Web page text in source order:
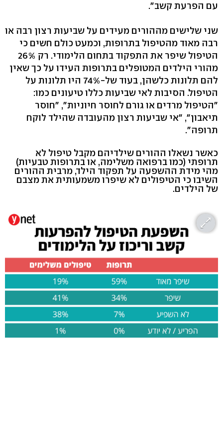
עם הפרעת קשב".
שני שלישים מההורים מעידים על שביעות רצון רבה או
רבה מאוד מהטיפול בתרופות, וכמעט כולם חשים כי
הטיפול שיפר את התפקוד בתחום הלימודי. רק 26%
מהורי הילדים המטופלים בתרופות העידו על כך שאין
להם תלונות כלשהן, בעוד של-74% היו תלונות על
הטיפול. הסיבות לאי שביעות כללו טיעונים כמו:
"הטיפול מרדים או גורם לחוסר חיוניות", "חוסר
תיאבון", "אי שביעות רצון מהעובדה שהילד לוקח
תרופה".
כאשר נשאלו ההורים שילדיהם מקבל טיפול לא
תרופתי (כמו ברפואה משלימה, או בתרופות טבעיות)
מהי מידת ההשפעה על תפקוד הילד, מרבית ההורים
השיבו כי הטיפולים לא שיפרו משמעותית את מצבם
של הילדים.